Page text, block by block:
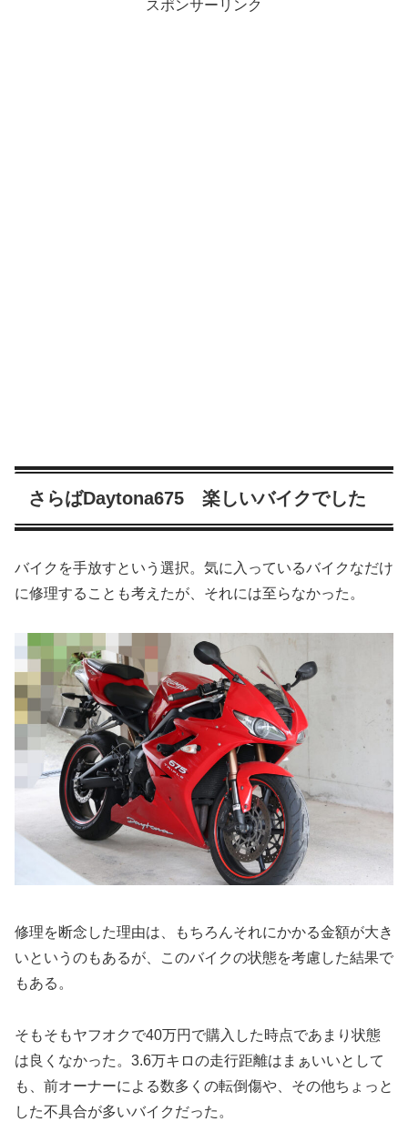
スポンサーリンク
さらばDaytona675 楽しいバイクでした
バイクを手放すという選択。気に入っているバイクなだけ
に修理することも考えたが、それには至らなかった。
修理を断念した理由は、もちろんそれにかかる金額が大き
いというのもあるが、このバイクの状態を考慮した結果で
もある。
そもそもヤフオクで40万円で購入した時点であまり状態
は良くなかった。3.6万キロの走行距離はまぁいいとして
も、前オーナーによる数多くの転倒傷や、その他ちょっと
した不具合が多いバイクだった。